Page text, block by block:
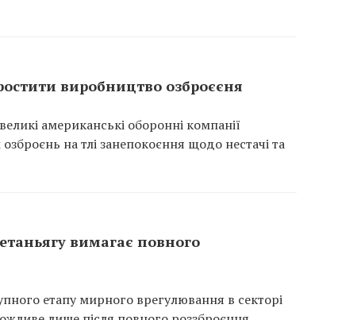
виробництво озброєєня
американські оборонні компанії
на тлі занепокоєння щодо нестачі та
вимагає повного
етапу мирного врегулювання в секторі